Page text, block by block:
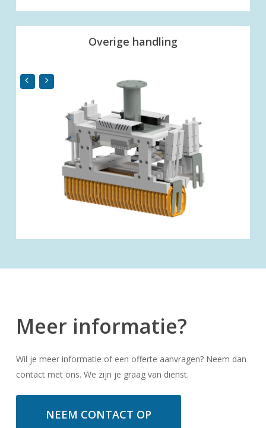
Overige handling
Meer informatie?
Wil je meer informatie of een offerte aanvragen? Neem dan
contact met ons. We zijn je graag van dienst.
NEEM CONTACT OP